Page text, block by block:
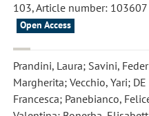
103, Article number:
Open Access
Prandini, Laura; Savini,
Margherita; Vecchio, Yari;
Francesca; Panebianco,